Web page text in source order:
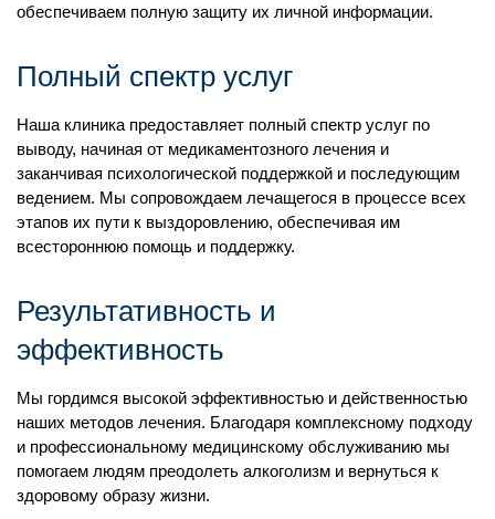
обеспечиваем полную защиту их личной информации.
Полный спектр услуг
Наша клиника предоставляет полный спектр услуг по
выводу, начиная от медикаментозного лечения и
заканчивая психологической поддержкой и последующим
ведением. Мы сопровождаем лечащегося в процессе всех
этапов их пути к выздоровлению, обеспечивая им
всестороннюю помощь и поддержку.
Результативность и
эффективность
Мы гордимся высокой эффективностью и действенностью
наших методов лечения. Благодаря комплексному подходу
и профессиональному медицинскому обслуживанию мы
помогаем людям преодолеть алкоголизм и вернуться к
здоровому образу жизни.